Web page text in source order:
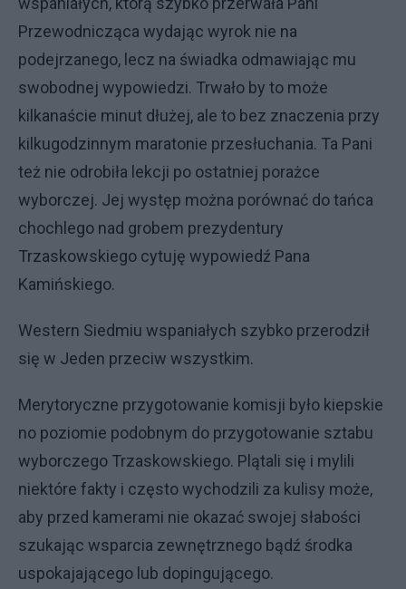
Przewodnicząca wydając wyrok nie na
podejrzanego, lecz na świadka odmawiając mu
swobodnej wypowiedzi. Trwało by to może
kilkanaście minut dłużej, ale to bez znaczenia przy
kilkugodzinnym maratonie przesłuchania. Ta Pani
też nie odrobiła lekcji po ostatniej porażce
wyborczej. Jej występ można porównać do tańca
chochlego nad grobem prezydentury
Trzaskowskiego cytuję wypowiedź Pana
Kamińskiego.
Western Siedmiu wspaniałych szybko przerodził
się w Jeden przeciw wszystkim.
Merytoryczne przygotowanie komisji było kiepskie
no poziomie podobnym do przygotowanie sztabu
wyborczego Trzaskowskiego. Plątali się i mylili
niektóre fakty i często wychodzili za kulisy może,
aby przed kamerami nie okazać swojej słabości
szukając wsparcia zewnętrznego bądź środka
uspokajającego lub dopingującego.